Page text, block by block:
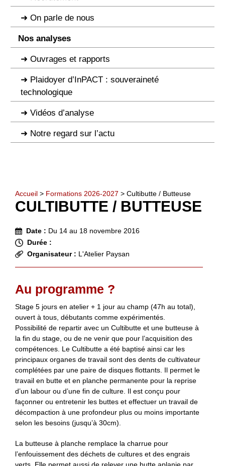
On parle de nous
Nos analyses
Ouvrages et rapports
Plaidoyer d’InPACT : souveraineté
technologique
Vidéos d’analyse
Notre regard sur l’actu
Accueil > Formations 2026-2027 > Cultibutte / Butteuse
CULTIBUTTE / BUTTEUSE
Date : Du 14 au 18 novembre 2016
Durée :
Organisateur : L'Atelier Paysan
Au programme ?
Stage 5 jours en atelier + 1 jour au champ (47h au total),
ouvert à tous, débutants comme expérimentés.
Possibilité de repartir avec un Cultibutte et une butteuse à
la fin du stage, ou de ne venir que pour l’acquisition des
compétences. Le Cultibutte a été baptisé ainsi car les
principaux organes de travail sont des dents de cultivateur
complétées par une paire de disques flottants. Il permet le
travail en butte et en planche permanente pour la reprise
d’un labour ou d’une fin de culture. Il est conçu pour
façonner ou entretenir les buttes et effectuer un travail de
décompaction à une profondeur plus ou moins importante
selon les besoins (jusqu’à 30cm).
La butteuse à planche remplace la charrue pour
l’enfouissement des déchets de cultures et des engrais